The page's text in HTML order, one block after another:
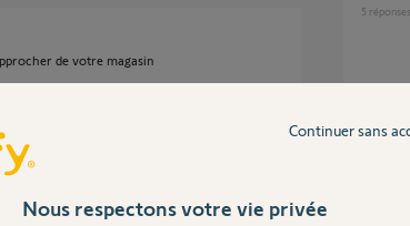
de votre magasin
chaudière est équipée
5 réponses
Nous respectons votre vie privée
Continuer sans